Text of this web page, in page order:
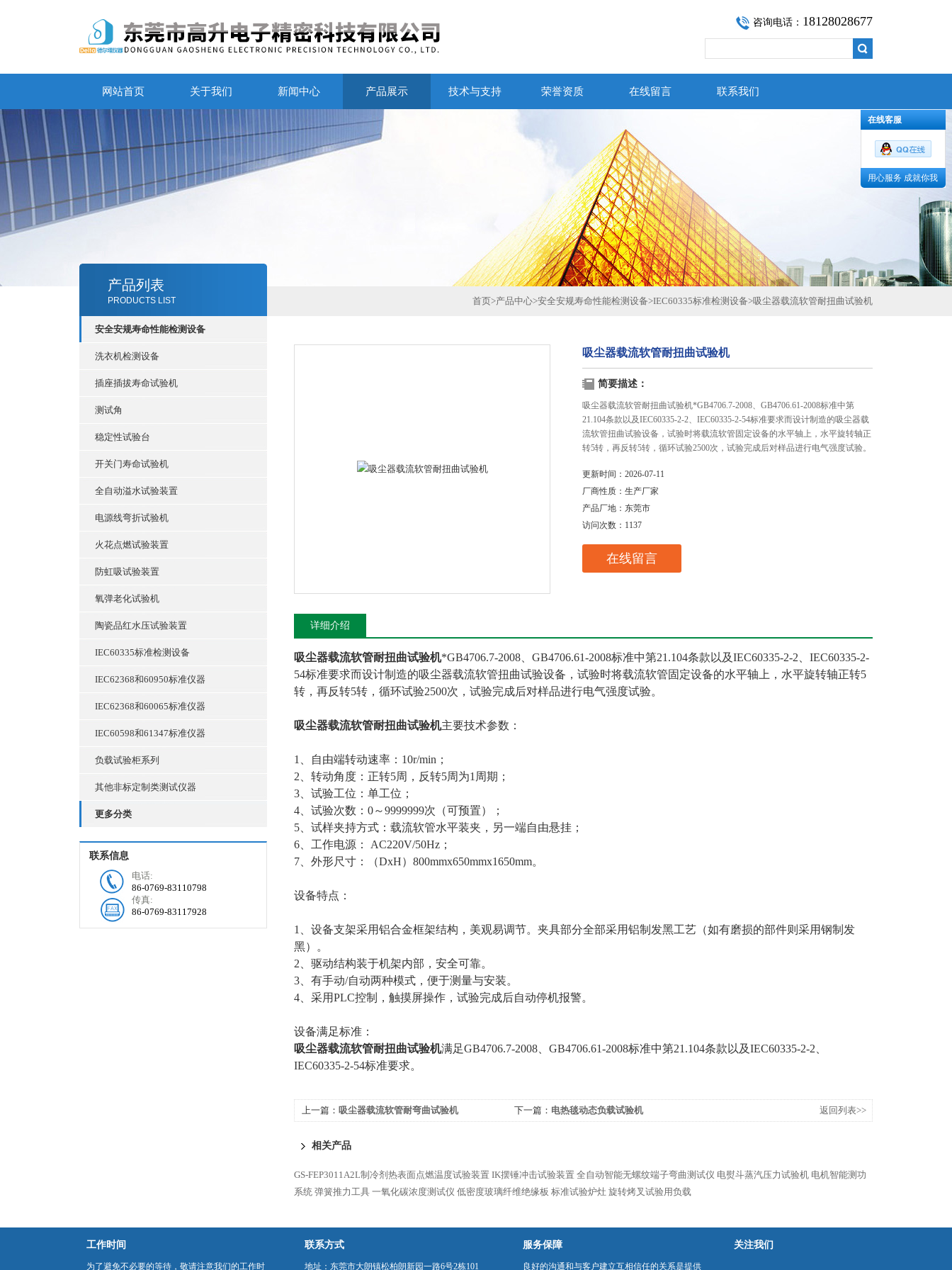
咨询电话： 18128028677
网站首页 关于我们 新闻中心 产品展示 技术与支持 荣誉资质 在线留言 联系我们
产品列表
PRODUCTS LIST
安全安规寿命性能检测设备
洗衣机检测设备
插座插拔寿命试验机
测试角
稳定性试验台
开关门寿命试验机
全自动溢水试验装置
电源线弯折试验机
火花点燃试验装置
防虹吸试验装置
氧弹老化试验机
陶瓷品红水压试验装置
IEC60335标准检测设备
IEC62368和60950标准仪器
IEC62368和60065标准仪器
IEC60598和61347标准仪器
负载试验柜系列
其他非标定制类测试仪器
更多分类
联系信息
电话:
86-0769-83110798
传真:
86-0769-83117928
首页>产品中心>安全安规寿命性能检测设备>IEC60335标准检测设备>吸尘器载流软管耐扭曲试验机
吸尘器载流软管耐扭曲试验机
简要描述：
吸尘器载流软管耐扭曲试验机*GB4706.7-2008、GB4706.61-2008标准中第
21.104条款以及IEC60335-2-2、IEC60335-2-54标准要求而设计制造的吸尘器载
流软管扭曲试验设备，试验时将载流软管固定设备的水平轴上，水平旋转轴正
转5转，再反转5转，循环试验2500次，试验完成后对样品进行电气强度试验。
更新时间： 2026-07-11
厂商性质： 生产厂家
产品厂地： 东莞市
访问次数： 1137
在线留言
详细介绍
吸尘器载流软管耐扭曲试验机*GB4706.7-2008、GB4706.61-2008标准中第21.104条款以及IEC60335-2-2、IEC60335-2-
54标准要求而设计制造的吸尘器载流软管扭曲试验设备，试验时将载流软管固定设备的水平轴上，水平旋转轴正转5
转，再反转5转，循环试验2500次，试验完成后对样品进行电气强度试验。
吸尘器载流软管耐扭曲试验机主要技术参数：
1、自由端转动速率：10r/min；
2、转动角度：正转5周，反转5周为1周期；
3、试验工位：单工位；
4、试验次数：0～9999999次（可预置）；
5、试样夹持方式：载流软管水平装夹，另一端自由悬挂；
6、工作电源： AC220V/50Hz；
7、外形尺寸：（DxH）800mmx650mmx1650mm。
设备特点：
1、设备支架采用铝合金框架结构，美观易调节。夹具部分全部采用铝制发黑工艺（如有磨损的部件则采用钢制发
黑）。
2、驱动结构装于机架内部，安全可靠。
3、有手动/自动两种模式，便于测量与安装。
4、采用PLC控制，触摸屏操作，试验完成后自动停机报警。
设备满足标准：
吸尘器载流软管耐扭曲试验机满足GB4706.7-2008、GB4706.61-2008标准中第21.104条款以及IEC60335-2-2、
IEC60335-2-54标准要求。
上一篇： 吸尘器载流软管耐弯曲试验机 下一篇： 电热毯动态负载试验机 返回列表>>
相关产品
GS-FEP3011A2L制冷剂热表面点燃温度试验装置 IK摆锤冲击试验装置 全自动智能无螺纹端子弯曲测试仪 电熨斗蒸汽压力试验机 电机智能测功
系统 弹簧推力工具 一氧化碳浓度测试仪 低密度玻璃纤维绝缘板 标准试验炉灶 旋转烤叉试验用负载
工作时间
为了避免不必要的等待，敬请注意我们的工作时
联系方式
地址：东莞市大朗镇松柏朗新园一路6号2栋101
服务保障
良好的沟通和与客户建立互相信任的关系是提供
关注我们
在线客服
用心服务 成就你我